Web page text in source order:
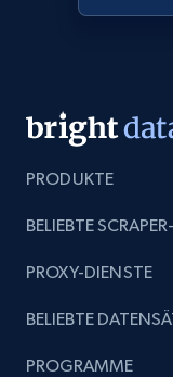
more.
Etsy
Reviews count
1.9K+
PRODUKTE
BELIEBTE
PROXY-DIENSTE
BELIEBTE
PROGRAMME